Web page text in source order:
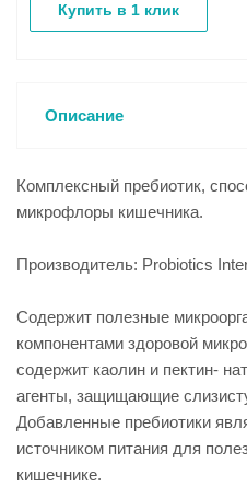
Купить в 1 клик
Описание
Комплексный пребиотик,
микрофлоры кишечника.
Производитель: Probiotics
Содержит полезные
компонентами здоровой
содержит каолин и пектин-
агенты, защищающие
Добавленные пребиотики
источником питания для
кишечнике.